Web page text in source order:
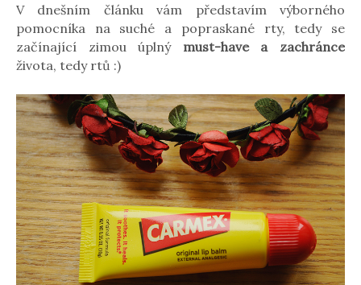
V dnešním článku vám představím výborného
pomocníka na suché a popraskané rty, tedy se
začínající zimou úplný must-have a zachránce
života, tedy rtů :)